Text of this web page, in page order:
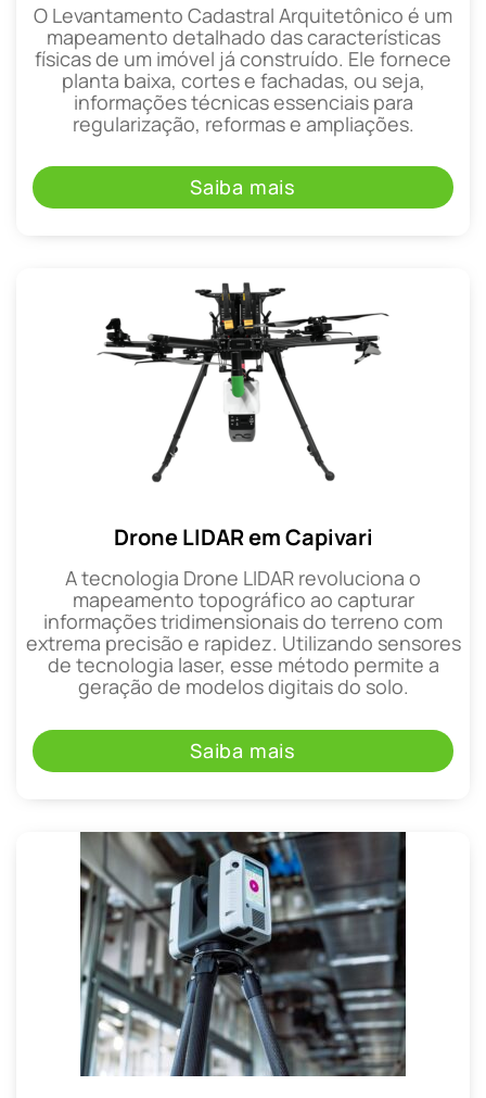
O Levantamento Cadastral Arquitetônico é um
mapeamento detalhado das características
físicas de um imóvel já construído. Ele fornece
planta baixa, cortes e fachadas, ou seja,
informações técnicas essenciais para
regularização, reformas e ampliações.
Saiba mais
Drone LIDAR em Capivari
A tecnologia Drone LIDAR revoluciona o
mapeamento topográfico ao capturar
informações tridimensionais do terreno com
extrema precisão e rapidez. Utilizando sensores
de tecnologia laser, esse método permite a
geração de modelos digitais do solo.
Saiba mais